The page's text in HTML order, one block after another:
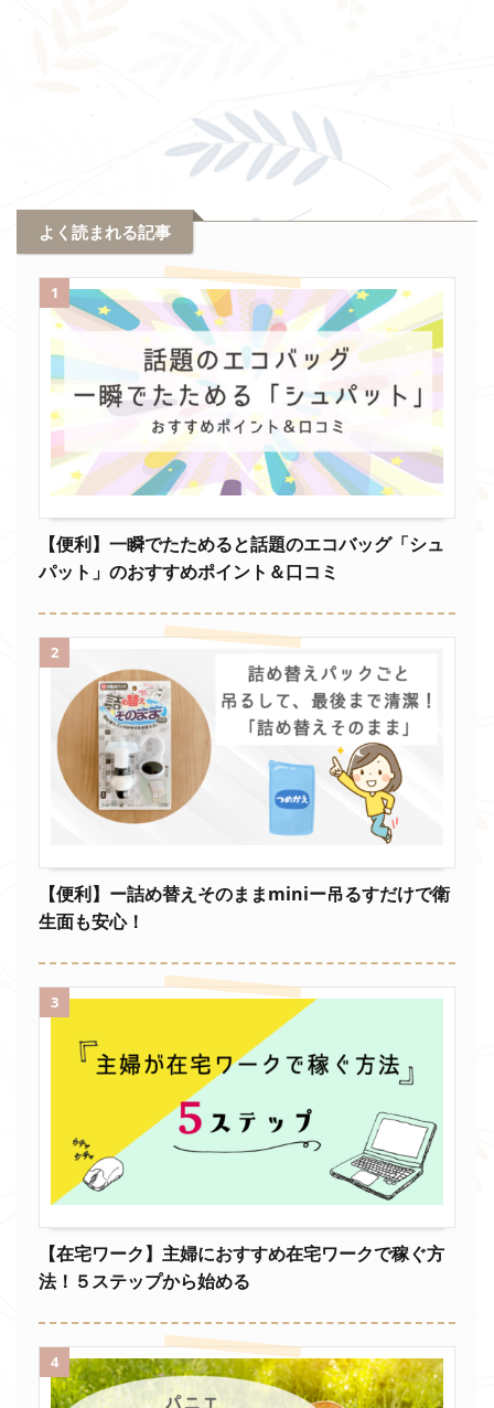
よく読まれる記事
1
【便利】一瞬でたためると話題のエコバッグ「シュ
パット」のおすすめポイント＆口コミ
2
【便利】ー詰め替えそのままminiー吊るすだけで衛
生面も安心！
3
【在宅ワーク】主婦におすすめ在宅ワークで稼ぐ方
法！５ステップから始める
4